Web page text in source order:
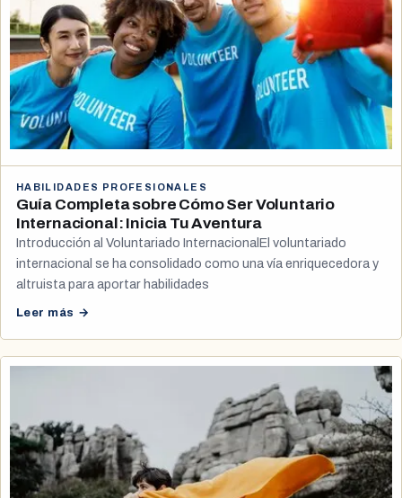
HABILIDADES PROFESIONALES
Guía Completa sobre Cómo Ser Voluntario
Internacional: Inicia Tu Aventura
Introducción al Voluntariado InternacionalEl voluntariado
internacional se ha consolidado como una vía enriquecedora y
altruista para aportar habilidades
Leer más →